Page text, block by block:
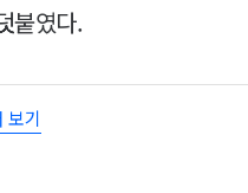
붙였다.
보기